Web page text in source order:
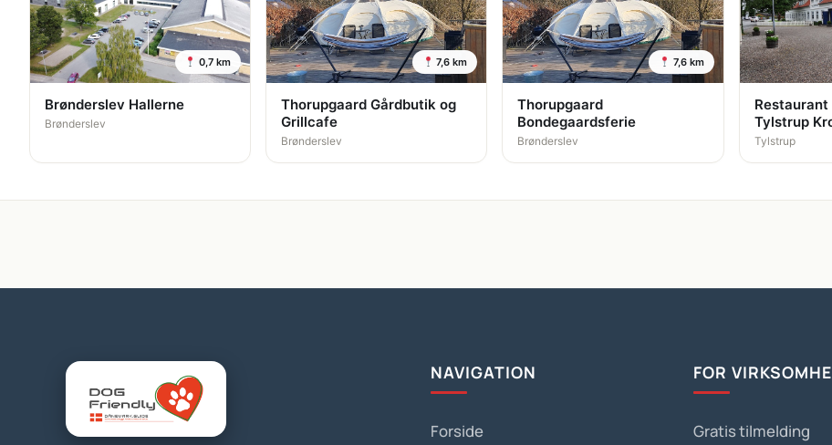
0,7 km
Brønderslev Hallerne
Brønderslev
7,6 km
Thorupgaard Gårdbutik og
Grillcafe
Brønderslev
7,6 km
Thorupgaard
Bondegaardsferie
Brønderslev
Tylstrup
Tylstrup
NAVIGATION
Forside
FOR
Gratis tilmelding